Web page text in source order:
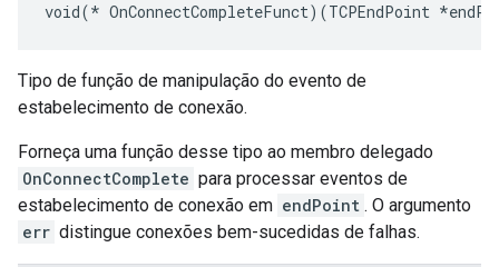
void(* OnConnectCompleteFunct)(TCPEndPoint
Tipo de função de manipulação do evento de
estabelecimento de conexão.
Forneça uma função desse tipo ao membro delegado
OnConnectComplete para processar eventos de
estabelecimento de conexão em endPoint . O argumento
err distingue conexões bem-sucedidas de falhas.